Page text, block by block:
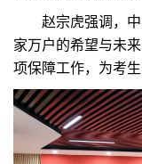
赵宗虎强调，中
家万户的希望与未
项保障工作，为考